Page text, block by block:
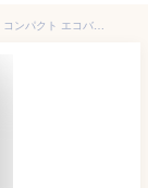
エコバッグ マチあり レディース おしゃれ 折りたたみ コンパクト エコバッグ お買い物バッグ かわいい 花柄 レモン ネコ アニマル 苺 ネイビー レジ袋 スーパー袋 ショッピングバッグ 軽い カラビナ付 サブバッグ プチギフト ママ マイバッグ 手提げ ストラップ